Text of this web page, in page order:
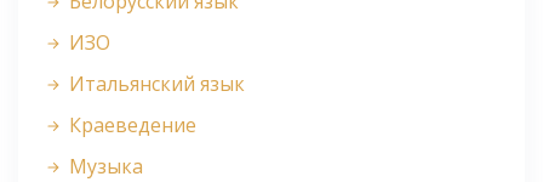
ИЗО
Итальянский язык
Краеведение
Музыка